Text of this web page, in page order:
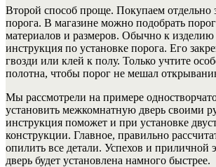
Второй способ проще. Покупаем отдельно
порога. В магазине можно подобрать
материалов и размеров. Обычно к изделию
инструкция по установке порога. Его
гвозди или клей к полу. Только учтите
полотна, чтобы порог не мешал
Мы рассмотрели на примере
установить межкомнатную дверь своими
инструкция поможет и при установке
конструкции. Главное, правильно
опилить все детали. Успехов и приличной
дверь будет установлена намного быстрее.